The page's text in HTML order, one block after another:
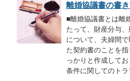
離婚協議書の書
■離婚協議書とは離
たって、財産分与
について、夫婦間
た契約書のことを
っかりと作成して
条件に関してのト